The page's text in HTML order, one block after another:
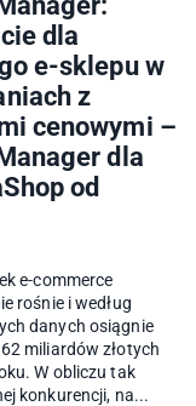
dla
e-sklepu w
z
cenowymi –
dla
od
e-commerce
rośnie i według
danych osiągnie
miliardów złotych
W obliczu tak
konkurencji, na...